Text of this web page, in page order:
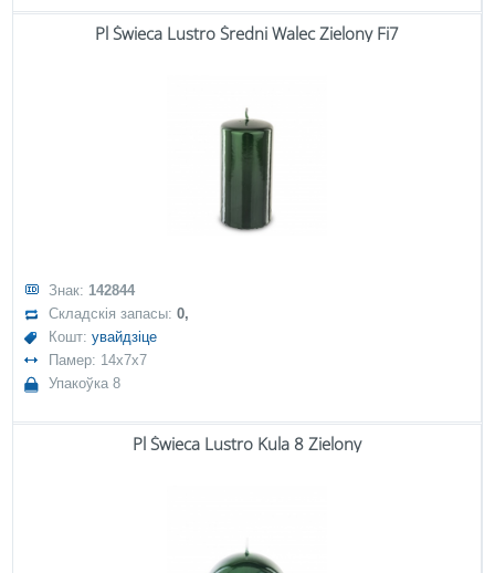
Pl Świeca Lustro Średni Walec Zielony Fi7
Знак: 142844
Складскія запасы:0,
Кошт:увайдзіце
Памер: 14x7x7
Упакоўка 8
Pl Świeca Lustro Kula 8 Zielony